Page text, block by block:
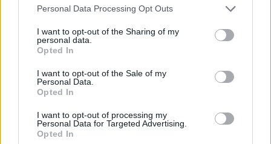
Personal Data Processing Opt Outs
I want to opt-out of the Sharing of my
personal data.
Opted In
I want to opt-out of the Sale of my
Personal Data.
Opted In
I want to opt-out of processing my
Personal Data for Targeted Advertising.
Opted In